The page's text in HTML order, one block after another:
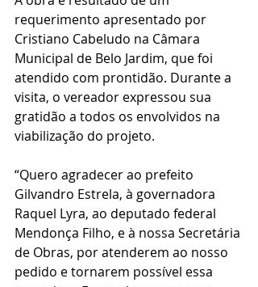
requerimento apresentado por
Cristiano Cabeludo na Câmara
Municipal de Belo Jardim, que foi
atendido com prontidão. Durante a
visita, o vereador expressou sua
gratidão a todos os envolvidos na
viabilização do projeto.
“Quero agradecer ao prefeito
Gilvandro Estrela, à governadora
Raquel Lyra, ao deputado federal
Mendonça Filho, e à nossa Secretária
de Obras, por atenderem ao nosso
pedido e tornarem possível essa